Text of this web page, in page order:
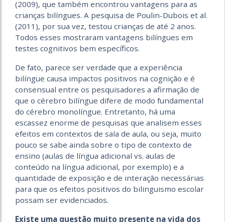
(2009), que também encontrou vantagens para as
crianças bilíngues. A pesquisa de Poulin-Dubois et al.
(2011), por sua vez, testou crianças de até 2 anos.
Todos esses mostraram vantagens bilíngues em
testes cognitivos bem específicos.
De fato, parece ser verdade que a experiência
bilíngue causa impactos positivos na cognição e é
consensual entre os pesquisadores a afirmação de
que o cérebro bilíngue difere de modo fundamental
do cérebro monolíngue. Entretanto, há uma
escassez enorme de pesquisas que analisem esses
efeitos em contextos de sala de aula, ou seja, muito
pouco se sabe ainda sobre o tipo de contexto de
ensino (aulas de língua adicional vs. aulas de
conteúdo na língua adicional, por exemplo) e a
quantidade de exposição e de interação necessárias
para que os efeitos positivos do bilinguismo escolar
possam ser evidenciados.
Existe uma questão muito presente na vida dos